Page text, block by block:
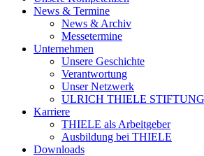
News & Termine
News & Archiv
Messetermine
Unternehmen
Unsere Geschichte
Verantwortung
Unser Netzwerk
ULRICH THIELE STIFTUNG
Karriere
THIELE als Arbeitgeber
Ausbildung bei THIELE
Downloads